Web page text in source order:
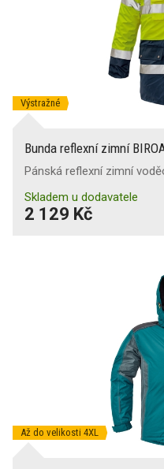
Výstražné
Bunda reflexní zimní
Pánská reflexní zimní
Skladem u dodavatele
2 129 Kč
Až do velikosti 4XL